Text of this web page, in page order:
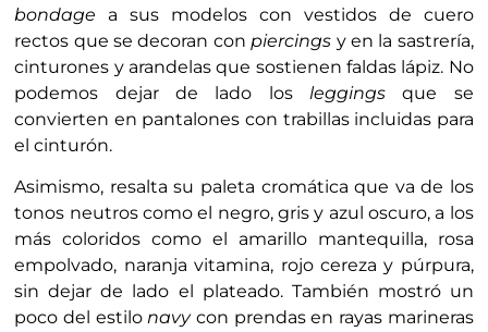
bondage a sus modelos con vestidos de cuero
rectos que se decoran con piercings y en la sastrería,
cinturones y arandelas que sostienen faldas lápiz. No
podemos dejar de lado losleggingsque se
convierten en pantalones con trabillas incluidas para
el cinturón.
Asimismo, resalta su paleta cromática que va de los
tonos neutros como el negro, gris y azul oscuro, a los
más coloridos como el amarillo mantequilla, rosa
empolvado, naranja vitamina, rojo cereza y púrpura,
sin dejar de lado el plateado. También mostró un
poco del estilonavycon prendas en rayas marineras